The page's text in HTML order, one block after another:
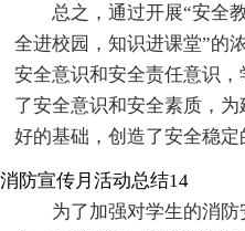
总之，通过开展“安全
全进校园，知识进课堂”的
安全意识和安全责任意识
了安全意识和安全素质，
好的基础，创造了安全稳定
消防宣传月活动总结14
为了加强对学生的消